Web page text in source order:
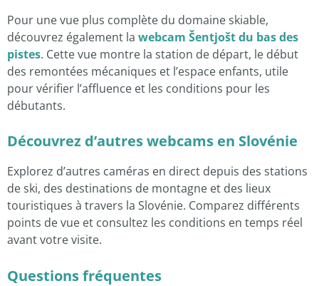
Pour une vue plus complète du domaine skiable,
découvrez également la webcam Šentjošt du bas des
pistes. Cette vue montre la station de départ, le début
des remontées mécaniques et l’espace enfants, utile
pour vérifier l’affluence et les conditions pour les
débutants.
Découvrez d’autres webcams en Slovénie
Explorez d’autres caméras en direct depuis des stations
de ski, des destinations de montagne et des lieux
touristiques à travers la Slovénie. Comparez différents
points de vue et consultez les conditions en temps réel
avant votre visite.
Questions fréquentes